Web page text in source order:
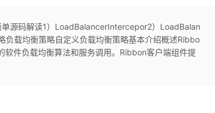
源码解读1）LoadBalancerIntercepor2）LoadBalan
载均衡策略自定义负载均衡策略基本介绍概述Ribbo
件负载均衡算法和服务调用。Ribbon客户端组件提